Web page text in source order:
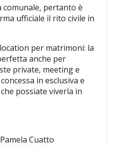
comunale, pertanto è
ufficiale il rito civile in
per matrimoni: la
anche per
private, meeting e
in esclusiva e
possiate viverla in
Cuatto